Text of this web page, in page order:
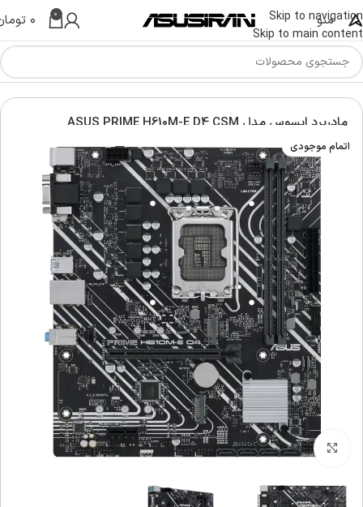
Skip to navigation
Skip to main content
منو 0 ۰
خانه سخت افزار مادربرد ایسوس | Asus Motherboard
مادربرد ایسوس مدل ASUS PRIME H610M-E D4 CSM
اتمام موجودی
بزرگنمایی تصویر